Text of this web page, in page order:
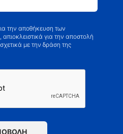
την αποθήκευση των
για την αποστολή
με την δράση της